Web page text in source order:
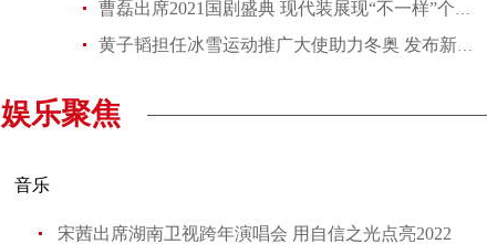
曹磊出席2021国剧盛典 现代装展现“不一样”个人魅力
黄子韬担任冰雪运动推广大使助力冬奥 发布新歌纪念出道十周年
娱乐聚焦
音乐
宋茜出席湖南卫视跨年演唱会 用自信之光点亮2022
“Double Million Seller”NCT DREAM专辑《味 (